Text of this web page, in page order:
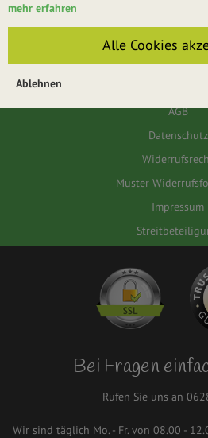
Für das Passwort muss die Groß-/
AGB
Datenschutz
Muster
Impressum
Bei Fragen
Rufen Sie uns an
Wir sind täglich Mo. - Fr. von 08.00 -
mehr erfahren
Alle Cookies
Ablehnen